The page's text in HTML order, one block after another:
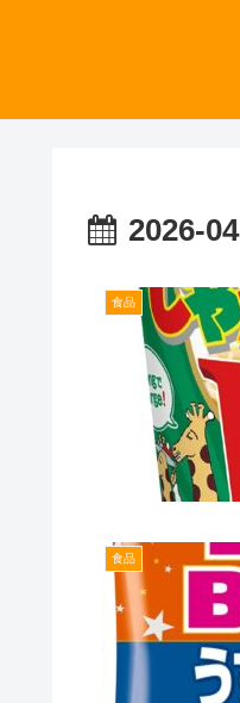
2026-04
食品
食品